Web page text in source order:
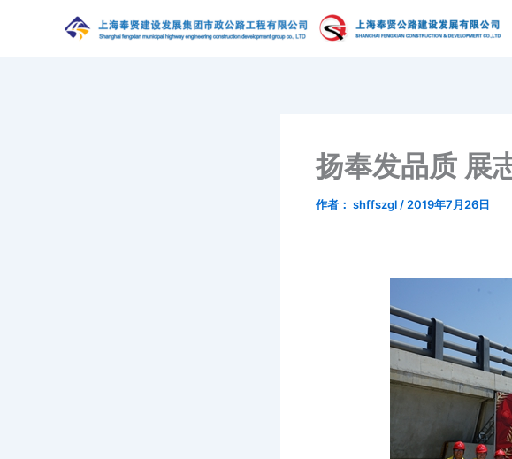
内
扬奉发品质 展
作者： shffszgl / 2019年7月26日